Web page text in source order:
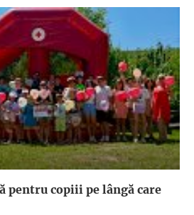
pentru copiii pe lângă care